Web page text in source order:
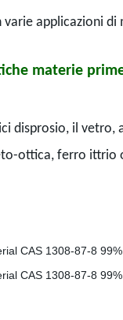
applicazioni
materie
disprosio, il vetro,
ottica, ferro